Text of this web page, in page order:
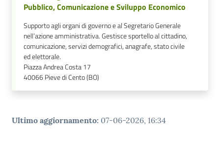
Pubblico, Comunicazione e Sviluppo Economico
Supporto agli organi di governo e al Segretario Generale
nell’azione amministrativa. Gestisce sportello al cittadino,
comunicazione, servizi demografici, anagrafe, stato civile
ed elettorale.
Piazza Andrea Costa 17
40066Pieve di Cento (BO)
Ultimo aggiornamento: 07-06-2026, 16:34